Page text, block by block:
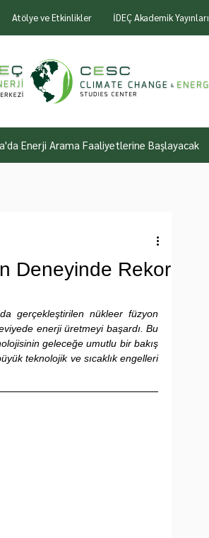
Atölye ve Etkinlikler İDEÇ Akademik Yayınları
Enerji Arama Faaliyetlerine Başlayacak
Deneyinde Rekor
gerçekleştirilen nükleer füzyon
enerji üretmeyi başardı. Bu
geleceğe umutlu bir bakış
teknolojik ve sıcaklık engelleri